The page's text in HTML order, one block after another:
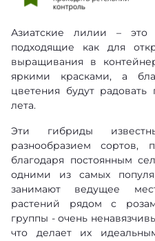
Азиатские лилии – это
подходящие как для
выращивания в
яркими красками, а
цветения будут
лета.
Эти гибриды
разнообразием сортов,
благодаря постоянным
одними из самых
занимают ведущее
растений рядом с
группы - очень
что делает их